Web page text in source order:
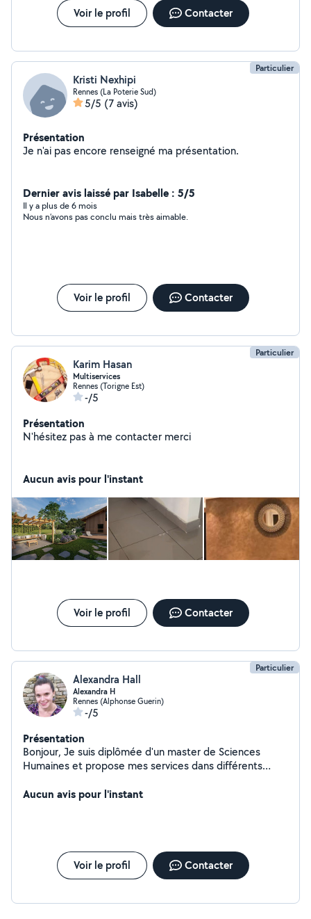
Voir le profil Contacter
Particulier
Kristi Nexhipi
Rennes (La Poterie Sud)
5/5 (7 avis)
Présentation
Je n'ai pas encore renseigné ma présentation.
Dernier avis laissé par Isabelle : 5/5
Il y a plus de 6 mois
Nous n’avons pas conclu mais très aimable.
Voir le profil Contacter
Particulier
Karim Hasan
Multiservices
Rennes (Torigne Est)
-/5
Présentation
N'hésitez pas à me contacter merci
Aucun avis pour l'instant
Voir le profil Contacter
Particulier
Alexandra Hall
Alexandra H
Rennes (Alphonse Guerin)
-/5
Présentation
Bonjour, Je suis diplômée d'un master de Sciences
Humaines et propose mes services dans différents
de la garde d'animaux.
Aucun avis pour l'instant
Voir le profil Contacter